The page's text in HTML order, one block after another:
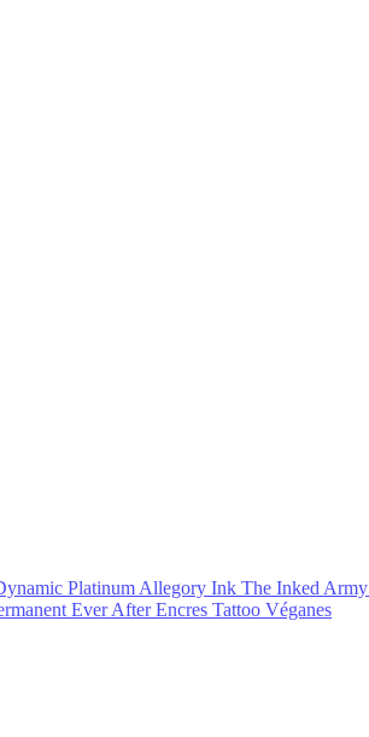
Platinum Allegory Ink The Inked Army
Ever AfterEncres Tattoo Véganes